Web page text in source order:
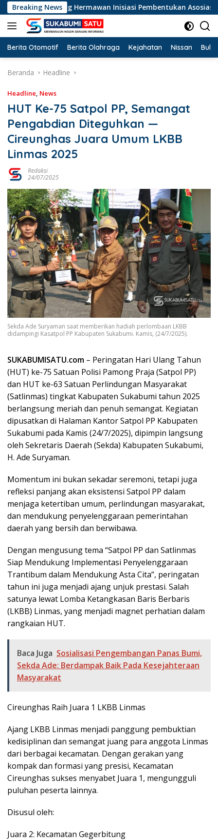
Langsung
ke
konten
Breaking News
Dadang Hermawan Inisiasi Pembentukan Asosiasi BPJS
Berita Otomotif Berita Olahraga Kejahatan Nissan
Beranda Headline
Headline, News
HUT Ke-75 Satpol PP, Semangat
Pengabdian Diteguhkan —
Cireunghas Juara Umum LKBB
Linmas 2025
Redaksi
24/07/2025
Sekda Ade Suryaman saat memberikan hadiah perlombaan LKBB
didampingi Kasatpol PP Kabupaten Sukabumi. Kamis, (24/7/2025).
SUKABUMISATU.com – Peringatan Hari Ulang Tahun
(HUT) ke-75 Satuan Polisi Pamong Praja (Satpol PP)
dan HUT ke-63 Satuan Perlindungan Masyarakat
(Satlinmas) tingkat Kabupaten Sukabumi tahun 2025
berlangsung meriah dan penuh semangat. Kegiatan
dipusatkan di Halaman Kantor Satpol PP Kabupaten
Sukabumi pada Kamis (24/7/2025), dipimpin langsung
oleh Sekretaris Daerah (Sekda) Kabupaten Sukabumi,
H. Ade Suryaman.
Momentum ini bukan sekadar seremoni, tetapi juga
refleksi panjang akan eksistensi Satpol PP dalam
menjaga ketertiban umum, perlindungan masyarakat,
dan mendukung penyelenggaraan pemerintahan
daerah yang bersih dan berwibawa.
Dengan mengusung tema “Satpol PP dan Satlinmas
Siap Mendukung Implementasi Penyelenggaraan
Trantibum dalam Mendukung Asta Cita”, peringatan
tahun ini juga menjadi ajang unjuk prestasi. Salah
satunya lewat Lomba Ketangkasan Baris Berbaris
(LKBB) Linmas, yang menjadi magnet perhatian dalam
rangkaian HUT.
Baca Juga Sosialisasi Pengembangan Panas Bumi,
Sekda Ade: Berdampak Baik Pada Kesejahteraan
Masyarakat
Cireunghas Raih Juara 1 LKBB Linmas
Ajang LKBB Linmas menjadi panggung pembuktian
kedisiplinan dan semangat juang para anggota Linmas
dari berbagai kecamatan. Dengan gerakan yang
kompak dan formasi yang presisi, Kecamatan
Cireunghas sukses menyabet Juara 1, mengungguli
puluhan peserta lainnya.
Disusul oleh:
Juara 2: Kecamatan Gegerbitung